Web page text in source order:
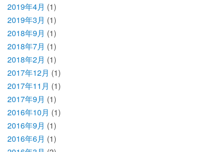
2019年4月 (1)
2019年3月 (1)
2018年9月 (1)
2018年7月 (1)
2018年2月 (1)
2017年12月 (1)
2017年11月 (1)
2017年9月 (1)
2016年10月 (1)
2016年9月 (1)
2016年6月 (1)